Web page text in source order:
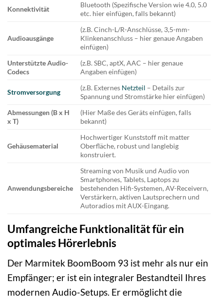
Konnektivität
Bluetooth (Spezifische Version wie 4.0, 5.0
etc. hier einfügen, falls bekannt)
Audioausgänge
(z.B. Cinch-L/R-Anschlüsse, 3,5-mm-
Klinkenanschluss – hier genaue Angaben
einfügen)
Unterstützte Audio-
Codecs
(z.B. SBC, aptX, AAC – hier genaue
Angaben einfügen)
Stromversorgung
(z.B. Externes Netzteil – Details zur
Spannung und Stromstärke hier einfügen)
Abmessungen (B x H
x T)
(Hier Maße des Geräts einfügen, falls
bekannt)
Gehäusematerial
Hochwertiger Kunststoff mit matter
Oberfläche, robust und langlebig
konstruiert.
Anwendungsbereiche
Streaming von Musik und Audio von
Smartphones, Tablets, Laptops zu
bestehenden Hifi-Systemen, AV-Receivern,
Verstärkern, aktiven Lautsprechern und
Autoradios mit AUX-Eingang.
Umfangreiche Funktionalität für ein
optimales Hörerlebnis
Der Marmitek BoomBoom 93 ist mehr als nur ein
Empfänger; er ist ein integraler Bestandteil Ihres
modernen Audio-Setups. Er ermöglicht die